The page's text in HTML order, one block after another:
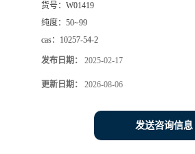
货号： W01419
纯度： 50~99
cas： 10257-54-2
发布日期： 2025-02-17
更新日期： 2026-08-06
发送咨询信息